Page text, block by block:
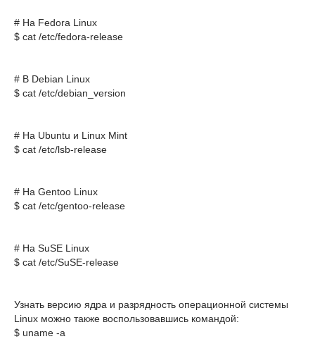
# На Fedora Linux
$ cat /etc/fedora-release
# В Debian Linux
$ cat /etc/debian_version
# На Ubuntu и Linux Mint
$ cat /etc/lsb-release
# На Gentoo Linux
$ cat /etc/gentoo-release
# На SuSE Linux
Узнать версию ядра и разрядность операционной системы
Linux можно также воспользовавшись командой:
$ uname -a